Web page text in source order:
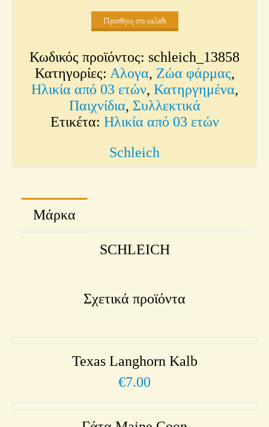
Προσθήκη στο καλάθι
Κωδικός προϊόντος: schleich_13858
Κατηγορίες: Αλογα, Ζώα φάρμας,
Ηλικία από 03 ετών, Κατηργημένα,
Παιχνίδια, Συλλεκτικά
Ετικέτα: Ηλικία από 03 ετών
Schleich
Μάρκα
SCHLEICH
Σχετικά προϊόντα
Texas Langhorn Kalb
€7.00